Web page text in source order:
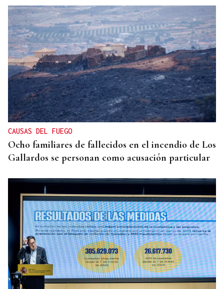
CAUSAS DEL FUEGO
Ocho familiares de fallecidos en el incendio de Los
Gallardos se personan como acusación particular